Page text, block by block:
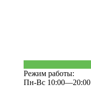
Режим работы:
Пн-Вс 10:00—20:00